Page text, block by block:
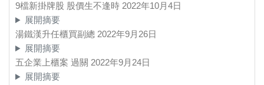
9檔新掛牌股 股價生不逢時 2022年10月4日
展開摘要
湯鐵漢升任櫃買副總 2022年9月26日
展開摘要
五企業上櫃案 過關 2022年9月24日
展開摘要